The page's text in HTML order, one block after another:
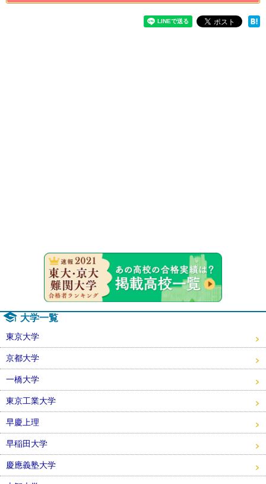
大学一覧
東京大学
京都大学
一橋大学
東京工業大学
早慶上理
早稲田大学
慶應義塾大学